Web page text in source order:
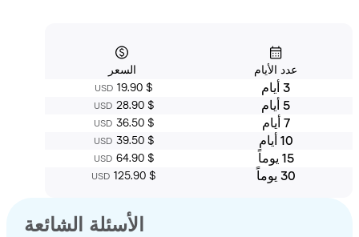
عدد الأيام
USD
USD
USD
USD
USD
USD
الأسئلة الشائعة